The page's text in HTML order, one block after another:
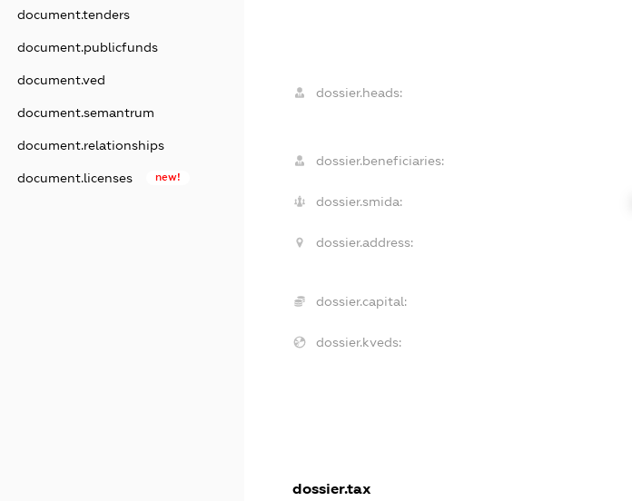
document.tenders
document.publicfunds
document.ved
document.semantrum
document.relationships
document.licenses new!
dossier.heads:
dossier.beneficiaries:
dossier.smida:
dossier.address:
dossier.capital:
dossier.kveds:
dossier.tax